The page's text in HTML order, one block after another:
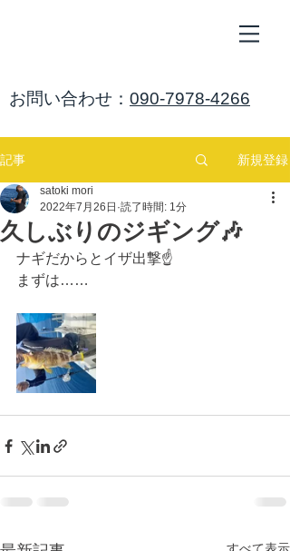
​お問い合わせ： 090-7978-4266
記事 新規登録
久しぶりのジギング🎶
satoki mori
2022年7月26日 読了時間: 1分
ナギだからとイザ出撃☝️
まずは……